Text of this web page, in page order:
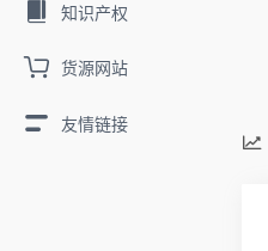
知识产权
货源网站
友情链接